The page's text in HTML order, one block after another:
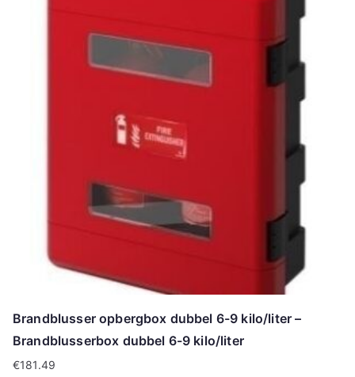
Brandblusser opbergbox dubbel 6-9 kilo/liter –
Brandblusserbox dubbel 6-9 kilo/liter
€181.49